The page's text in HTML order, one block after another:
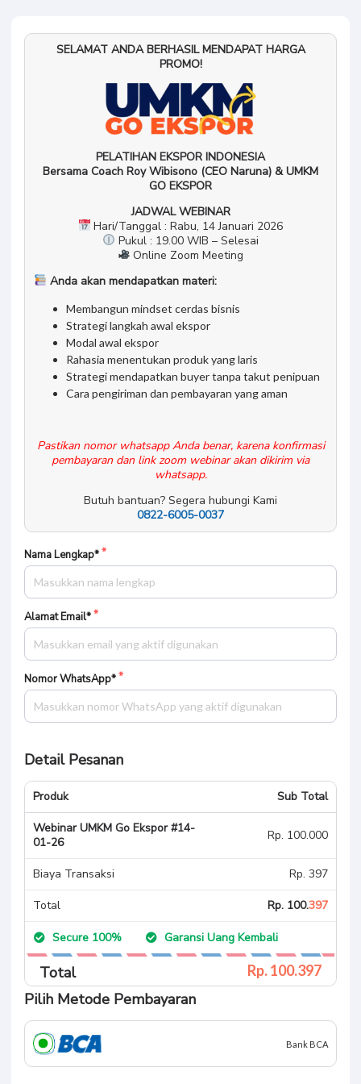
SELAMAT ANDA BERHASIL MENDAPAT HARGA
PROMO!
PELATIHAN EKSPOR INDONESIA
Bersama Coach Roy Wibisono (CEO Naruna) & UMKM
GO EKSPOR
JADWAL WEBINAR
Hari/Tanggal : Rabu, 14 Januari 2026
Pukul : 19.00 WIB – Selesai
Online Zoom Meeting
Anda akan mendapatkan materi:
Membangun mindset cerdas bisnis
Strategi langkah awal ekspor
Modal awal ekspor
Rahasia menentukan produk yang laris
Strategi mendapatkan buyer tanpa takut penipuan
Cara pengiriman dan pembayaran yang aman
Pastikan nomor whatsapp Anda benar, karena konfirmasi
pembayaran dan link zoom webinar akan dikirim via
whatsapp.
Butuh bantuan? Segera hubungi Kami
0822-6005-0037
Nama Lengkap*
Alamat Email*
Nomor WhatsApp*
Detail Pesanan
Produk Sub Total
Webinar UMKM Go Ekspor #14-
01-26
Rp. 100.000
Biaya Transaksi Rp. 397
Total Rp. 100.397
Secure 100% Garansi Uang Kembali
Total Rp. 100.397
Pilih Metode Pembayaran
Bank BCA